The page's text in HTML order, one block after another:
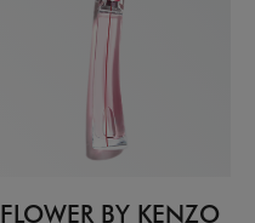
FLOWER BY KENZO